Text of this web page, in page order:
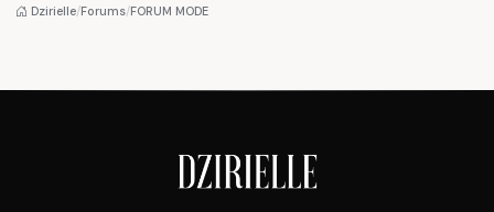
pièce mode de l'été
Dzirielle/Forums/FORUM MODE